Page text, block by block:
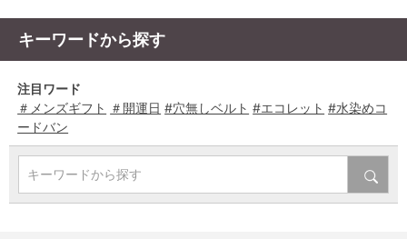
キーワードから探す
注目ワード
＃メンズギフト ＃開運日 #穴無しベルト #エコレット #水染めコ
ードバン
キーワードから探す